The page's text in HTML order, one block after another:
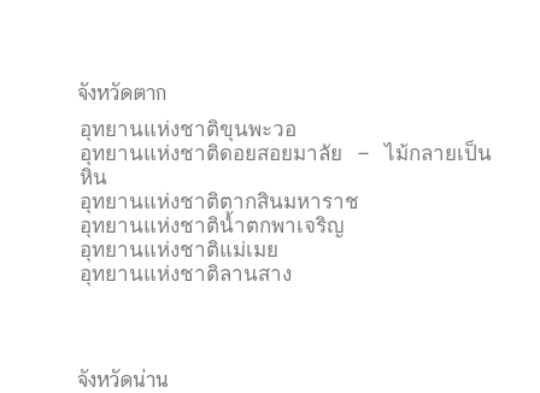
จังหวัดตาก
อุทยานแห่งชาติขุนพะวอ
อุทยานแห่งชาติดอยสอยมาลัย – ไม้กลายเป็น
หิน
อุทยานแห่งชาติตากสินมหาราช
อุทยานแห่งชาติน้ำตกพาเจริญ
อุทยานแห่งชาติแม่เมย
อุทยานแห่งชาติลานสาง
จังหวัดน่าน